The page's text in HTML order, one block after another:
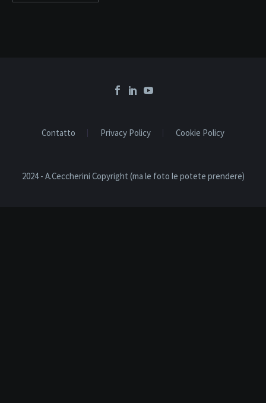
Contatto Privacy Policy Cookie Policy
2024 - A.Ceccherini Copyright (ma le foto le potete prendere)